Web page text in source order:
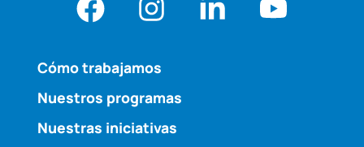
Cómo trabajamos
Nuestros programas
Nuestras iniciativas